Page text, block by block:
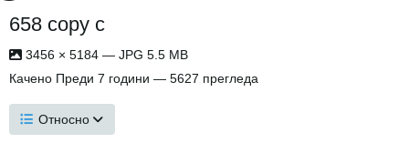
658 copy c
3456 × 5184 — JPG 5.5 MB
Качено Преди 7 години — 5627 прегледа
Относно